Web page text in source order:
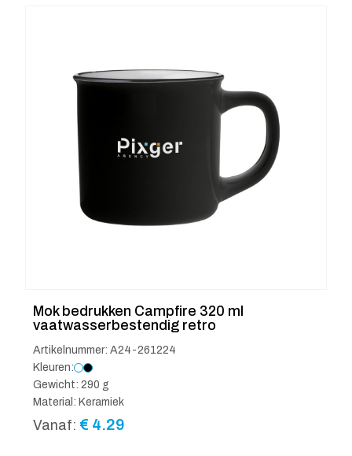
Mok bedrukken Campfire 320 ml
vaatwasserbestendig retro
Artikelnummer: A24-261224
Kleuren:
Gewicht: 290 g
Material: Keramiek
Vanaf: € 4.29